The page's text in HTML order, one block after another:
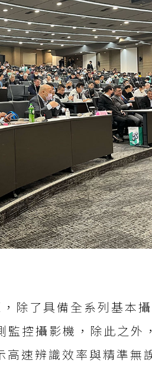
除了具備全系列基本
控攝影機，除此之外
速辨識效率與精準無